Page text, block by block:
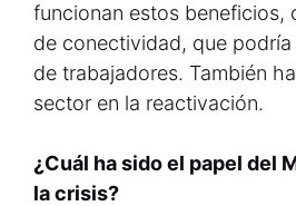
funcionan estos beneficios,
de conectividad, que
de trabajadores. También
sector en la reactivación.
¿Cuál ha sido el papel del
la crisis?